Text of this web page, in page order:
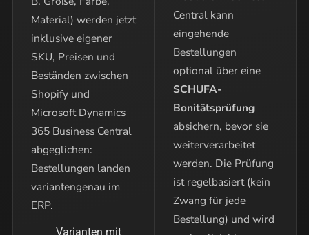
Material) werden jetzt
inklusive eigener
SKU, Preisen und
Beständen zwischen
Shopify und
Microsoft Dynamics
365 Business Central
abgeglichen:
Bestellungen landen
variantengenau im
ERP.
Varianten mit
Central kann
eingehende
Bestellungen
optional über eine
SCHUFA-
Bonitätsprüfung
absichern, bevor sie
weiterverarbeitet
werden. Die Prüfung
ist regelbasiert (kein
Zwang für jede
Bestellung) und wird